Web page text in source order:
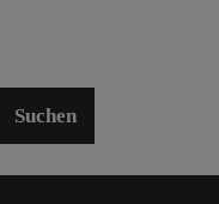
Suchen